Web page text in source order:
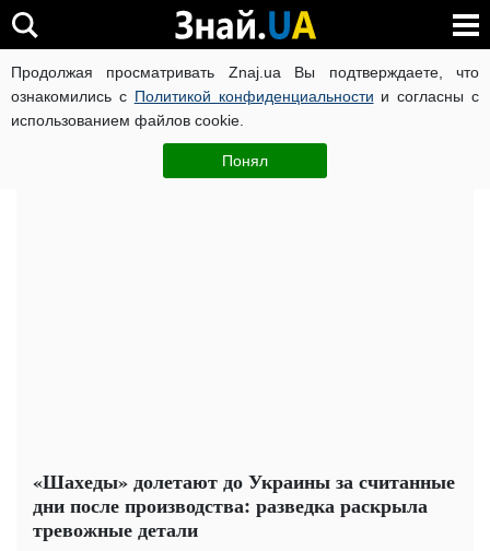
Продолжая просматривать Znaj.ua Вы подтверждаете, что
ознакомились с Политикой конфиденциальности и согласны с
использованием файлов cookie.
Понял
ВОЙНА РОССИИ ПРОТИВ УКРАИНЫ КОРОНАВИРУС В
ЧИТАТИ УКРАЇНСЬКОЮ
«Шахеды» долетают до Украины за считанные
дни после производства: разведка раскрыла
тревожные детали